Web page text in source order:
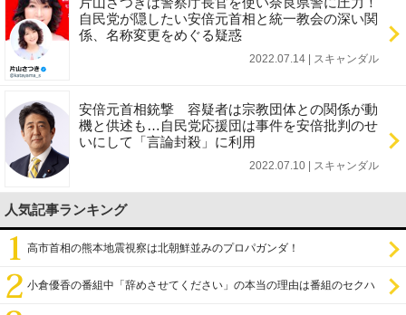
自民党が隠したい安倍元首相と統一教会の深い関
係、名称変更をめぐる疑惑
2022.07.14 | スキャンダル
安倍元首相銃撃 容疑者は宗教団体との関係が動
機と供述も…自民党応援団は事件を安倍批判のせ
いにして「言論封殺」に利用
2022.07.10 | スキャンダル
人気記事ランキング
高市首相の熊本地震視察は北朝鮮並みのプロパガンダ！
小倉優香の番組中「辞めさせてください」の本当の理由は番組のセクハ